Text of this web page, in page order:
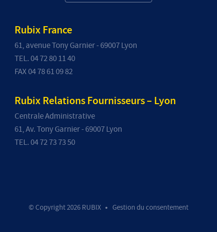
Rubix France
61, avenue Tony Garnier - 69007 Lyon
TEL. 04 72 80 11 40
FAX 04 78 61 09 82
Rubix Relations Fournisseurs – Lyon
Centrale Administrative
61, Av. Tony Garnier - 69007 Lyon
TEL. 04 72 73 73 50
© Copyright 2026 RUBIX Gestion du consentement